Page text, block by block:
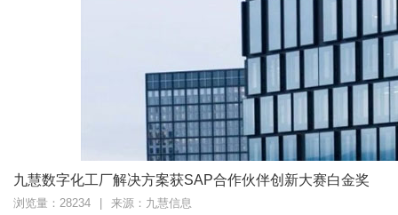
九慧数字化工厂解决方案获SAP合作伙伴创新大赛白金奖
浏览量：28234 来源：九慧信息